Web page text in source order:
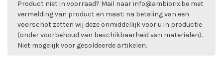
Product niet in voorraad? Mail naarinfo@ambiorix.be met
vermelding van product en maat: na betaling van een
voorschot zetten wij deze onmiddellijk voor u in productie
(onder voorbehoud van beschikbaarheid van materialen).
Niet mogelijk voor gesoldeerde artikelen.